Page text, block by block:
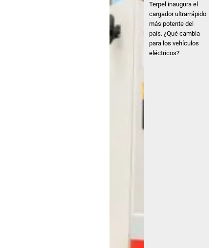
Terpel inaugura el
cargador ultrarrápido
más potente del
país. ¿Qué cambia
para los vehículos
eléctricos?